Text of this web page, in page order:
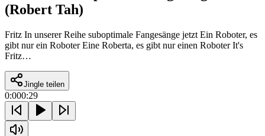
(Robert Tah)
Fritz In unserer Reihe suboptimale Fangesänge jetzt Ein Roboter, es
gibt nur ein Roboter Eine Roberta, es gibt nur einen Roboter It's
Fritz…
Jingle teilen
0:000:29